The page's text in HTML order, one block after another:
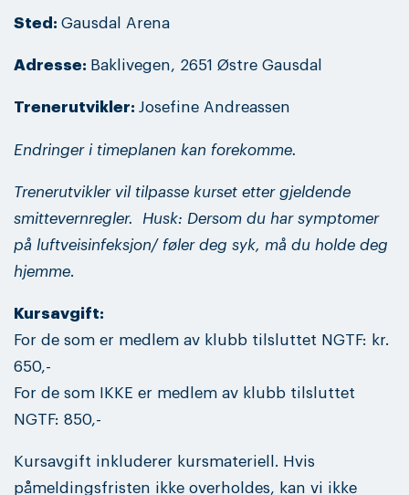
Sted: Gausdal Arena
Adresse: Baklivegen, 2651 Østre Gausdal
Trenerutvikler: Josefine Andreassen
Endringer i timeplanen kan forekomme.
Trenerutvikler vil tilpasse kurset etter gjeldende
smittevernregler.
Husk: Dersom du har symptomer
på luftveisinfeksjon/ føler deg syk, må du holde deg
hjemme.
Kursavgift:
For de som er medlem av klubb tilsluttet NGTF: kr.
650,-
For de som IKKE er medlem av klubb tilsluttet
NGTF: 850,-
Kursavgift inkluderer kursmateriell. Hvis
påmeldingsfristen ikke overholdes, kan vi ikke